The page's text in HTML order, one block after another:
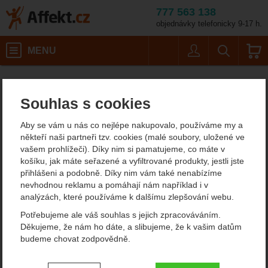
Souhlas s cookies
Aby se vám u nás co nejlépe nakupovalo, používáme my a
někteří naši partneři tzv. cookies (malé soubory, uložené ve
vašem prohlížeči). Díky nim si pamatujeme, co máte v
košíku, jak máte seřazené a vyfiltrované produkty, jestli jste
přihlášeni a podobně. Díky nim vám také nenabízíme
nevhodnou reklamu a pomáhají nám například i v
analýzách, které používáme k dalšímu zlepšování webu.
Potřebujeme ale váš souhlas s jejich zpracováváním.
Děkujeme, že nám ho dáte, a slibujeme, že k vašim datům
budeme chovat zodpovědně.
Nastavení souhlasů s kategoriemi
777 563 138
objednávky telefonicky 9-17 h.
MENU
Potřeby na vaření v přírodě Sog
Potřeby na vaření v přírodě
Sog
Filtrování podle parametrů
CENA (KČ)
-
EXTRA
Doporučujeme
NejzajímavějšíNejlevnější Nejdražší
nejprodávanějšíchdostupnosti
Produkty
Sog Escape Black SOG Powerpint